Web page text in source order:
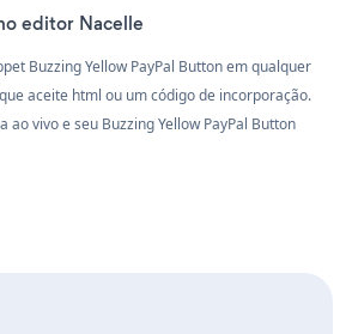
editor Nacelle
Buzzing Yellow PayPal Button em qualquer
aceite html ou um código de incorporação.
ao vivo e seu Buzzing Yellow PayPal Button